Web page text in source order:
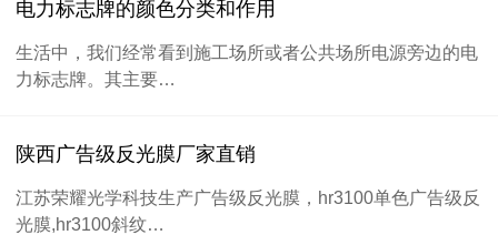
电力标志牌的颜色分类和作用
生活中，我们经常看到施工场所或者公共场所电源旁边的电
力标志牌。其主要…
陕西广告级反光膜厂家直销
江苏荣耀光学科技生产广告级反光膜，hr3100单色广告级反
光膜,hr3100斜纹…